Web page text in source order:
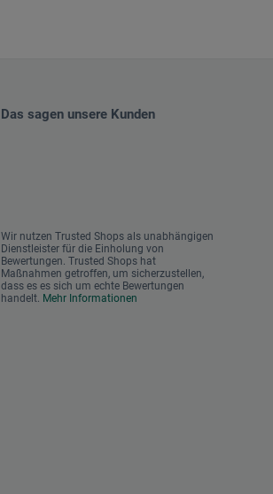
Das sagen unsere Kunden
Wir nutzen Trusted Shops als unabhängigen
Dienstleister für die Einholung von
Bewertungen. Trusted Shops hat
Maßnahmen getroffen, um sicherzustellen,
dass es es sich um echte Bewertungen
handelt. Mehr Informationen